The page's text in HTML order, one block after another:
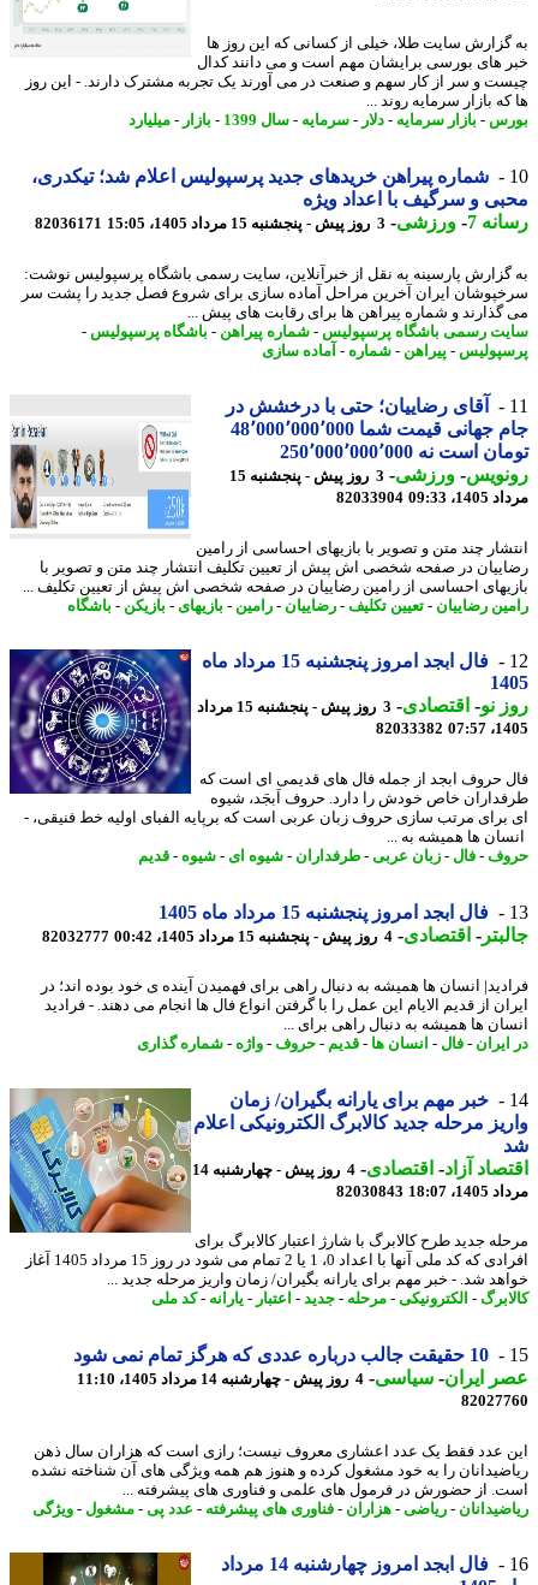
سایت طلا، خیلی از کسانی که این روز ها
های بورسی برایشان مهم است و می دانند کدال
و سر از کار سهم و صنعت در می آورند یک تجربه مشترک دارند. - این روز
بازار سرمایه روند ...
-بازار سرمایه -دلار-سرمایه -سال 1399 -بازار - میلیارد
شماره پیراهن خریدهای جدید پرسپولیس اعلام شد؛ تیکدری،
و سرگیف با اعداد ویژه
7
-ورزشی-3 روز پیش - پنجشنبه 15 مرداد 1405، 15:05 82036171
پارسینه به نقل از خبرآنلاین، سایت رسمی باشگاه پرسپولیس نوشت:
ایران آخرین مراحل آماده سازی برای شروع فصل جدید را پشت سر
و شماره پیراهن ها برای رقابت های پیش ...
رسمی باشگاه پرسپولیس-شماره پیراهن -باشگاه پرسپولیس-
-پیراهن -شماره-آماده سازی
آقای رضاییان؛ حتی با درخشش در
جام جهانی قیمت شما 48٬000٬000٬000
است نه 250٬000٬000٬000
-ورزشی-
3 روز پیش - پنجشنبه 15
09:33
82033904
چند متن و تصویر با بازیهای احساسی از رامین
در صفحه شخصی اش پیش از تعیین تکلیف انتشار چند متن و تصویر با
احساسی از رامین رضاییان در صفحه شخصی اش پیش از تعیین تکلیف ...
رضاییان-تعیین تکلیف-رضاییان-رامین -بازیهای -بازیکن -باشگاه
فال ابجد امروز پنجشنبه 15 مرداد ماه
نو- اقتصادی-
3 روز پیش - پنجشنبه 15 مرداد
82033382
حروف ابجد از جمله فال های قدیمی ای است که
خاص خودش را دارد. حروف اَبجَد، شیوه
مرتب سازی حروف زبان عربی است که برپایه الفبای اولیه خط فنیقی، -
ها همیشه به ...
-فال-زبان عربی- طرفداران - شیوه ای- شیوه-قدیم
فال ابجد امروز پنجشنبه 15 مرداد ماه 1405
-اقتصادی-4 روز پیش - پنجشنبه 15 مرداد 1405، 00:42 82032777
انسان ها همیشه به دنبال راهی برای فهمیدن آینده ی خود بوده اند؛ در
از قدیم الایام این عمل را با گرفتن انواع فال ها انجام می دهند. - فرادید
ها همیشه به دنبال راهی برای ...
- فال-انسان ها- قدیم-حروف-واژه - شماره گذاری
خبر مهم برای یارانه بگیران/ زمان
مرحله جدید کالابرگ الکترونیکی اعلام
آزاد - اقتصادی-
4 روز پیش - چهارشنبه 14
18:07
82030843
جدید طرح کالابرگ با شارژ اعتبار کالابرگ برای
افرادی که کد ملی آنها با اعداد 0، 1 یا 2 تمام می شود در روز 15 مرداد 1405 آغاز
شد. - خبر مهم برای یارانه بگیران/ زمان واریز مرحله جدید ...
- الکترونیکی-مرحله-جدید-اعتبار-یارانه- کد ملی
10 حقیقت جالب درباره عددی که هرگز تمام نمی شود
ایران- سیاسی-4 روز پیش - چهارشنبه 14 مرداد 1405، 11:10
عدد فقط یک عدد اعشاری معروف نیست؛ رازی است که هزاران سال ذهن
را به خود مشغول کرده و هنوز هم همه ویژگی های آن شناخته نشده
از حضورش در فرمول های علمی و فناوری های پیشرفته ...
-ریاضی-هزاران - فناوری های پیشرفته-عدد پی- مشغول-ویژگی
فال ابجد امروز چهارشنبه 14 مرداد